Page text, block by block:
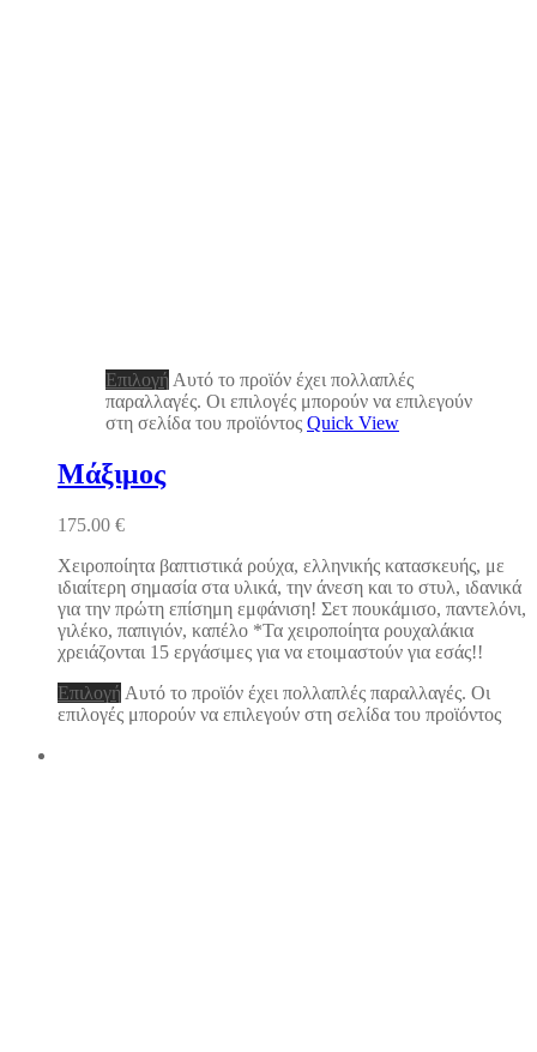
Επιλογή Αυτό το προϊόν έχει πολλαπλές
παραλλαγές. Οι επιλογές μπορούν να επιλεγούν
στη σελίδα του προϊόντος Quick View
Μάξιμος
175.00 €
Χειροποίητα βαπτιστικά ρούχα, ελληνικής κατασκευής, με
ιδιαίτερη σημασία στα υλικά, την άνεση και το στυλ, ιδανικά
για την πρώτη επίσημη εμφάνιση! Σετ πουκάμισο, παντελόνι,
γιλέκο, παπιγιόν, καπέλο *Τα χειροποίητα ρουχαλάκια
χρειάζονται 15 εργάσιμες για να ετοιμαστούν για εσάς!!
Επιλογή Αυτό το προϊόν έχει πολλαπλές παραλλαγές. Οι
επιλογές μπορούν να επιλεγούν στη σελίδα του προϊόντος